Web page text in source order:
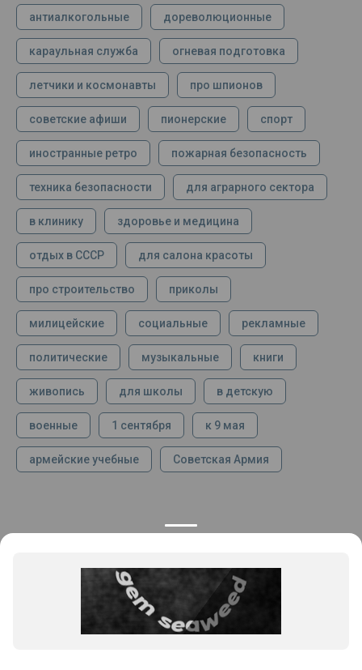
антиалкогольные дореволюционные
караульная служба огневая подготовка
летчики и космонавты про шпионов
советские афиши пионерские спорт
иностранные ретро пожарная безопасность
техника безопасности для аграрного сектора
в клинику здоровье и медицина
отдых в СССР для салона красоты
про строительство приколы
милицейские социальные рекламные
политические музыкальные книги
живопись для школы в детскую
военные 1 сентября к 9 мая
армейские учебные Советская Армия
ПРОДУКЦИЯ
Каталог